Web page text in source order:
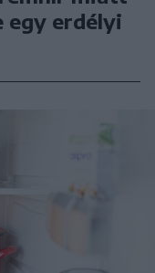
egy erdélyi